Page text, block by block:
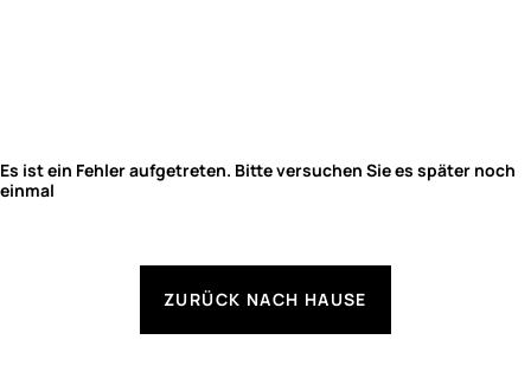
Es ist ein Fehler aufgetreten. Bitte versuchen Sie es später noch
einmal
ZURÜCK NACH HAUSE